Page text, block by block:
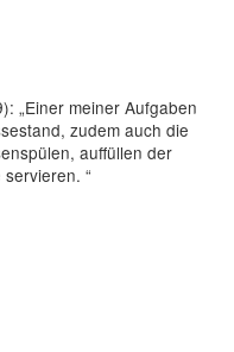
„Einer meiner Aufgaben
zudem auch die
auffüllen der
“